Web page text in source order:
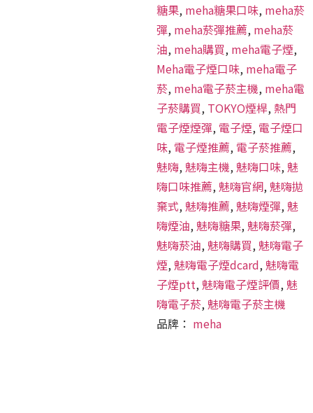
糖果, meha糖果口味, meha菸
彈, meha菸彈推薦, meha菸
油, meha購買, meha電子煙,
Meha電子煙口味, meha電子
菸, meha電子菸主機, meha電
子菸購買, TOKYO煙桿, 熱門
電子煙煙彈, 電子煙, 電子煙口
味, 電子煙推薦, 電子菸推薦,
魅嗨, 魅嗨主機, 魅嗨口味, 魅
嗨口味推薦, 魅嗨官網, 魅嗨拋
棄式, 魅嗨推薦, 魅嗨煙彈, 魅
嗨煙油, 魅嗨糖果, 魅嗨菸彈,
魅嗨菸油, 魅嗨購買, 魅嗨電子
煙, 魅嗨電子煙dcard, 魅嗨電
子煙ptt, 魅嗨電子煙評價, 魅
嗨電子菸, 魅嗨電子菸主機
品牌： meha